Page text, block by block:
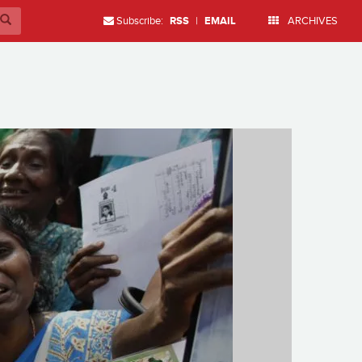
Subscribe: RSS | EMAIL ARCHIVES